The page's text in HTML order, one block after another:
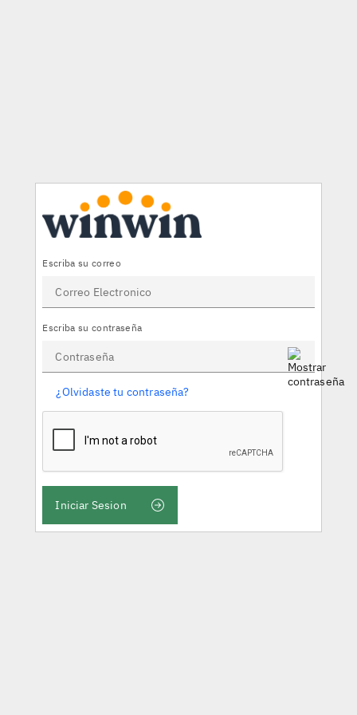
Escriba su correo
Escriba su contraseña
¿Olvidaste tu contraseña?
Iniciar Sesion